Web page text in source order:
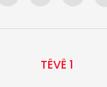
TËVË 1